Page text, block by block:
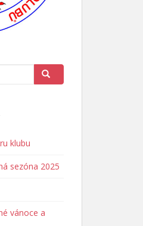
klubu
sezóna 2025
vánoce a